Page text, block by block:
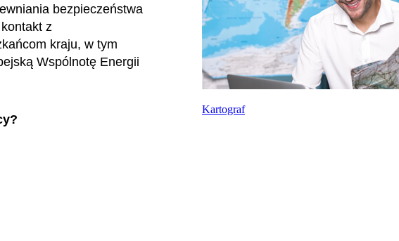
bezpieczeństwa
z
kraju, w tym
Wspólnotę Energii
Kartograf